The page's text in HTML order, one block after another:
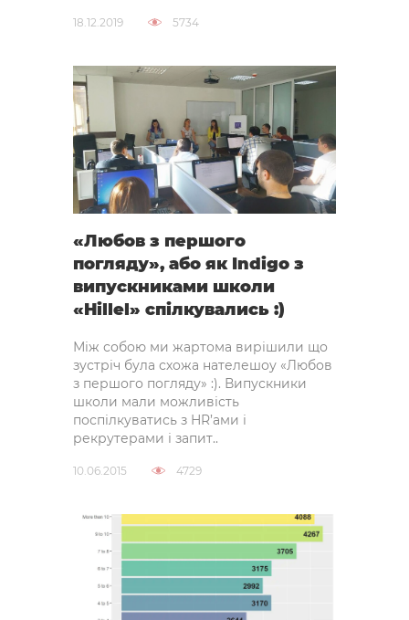
18.12.2019 5734
«Любов з першого
погляду», або як Indigo з
випускниками школи
«Hillel» спілкувались :)
Між собою ми жартома вирішили що
зустріч була схожа нателешоу «Любов
з першого погляду» :). Випускники
школи мали можливість
поспілкуватись з HR’ами і
рекрутерами і запит..
10.06.2015 4729